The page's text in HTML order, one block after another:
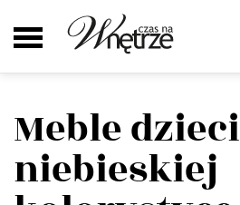
Meble
niebieskiej